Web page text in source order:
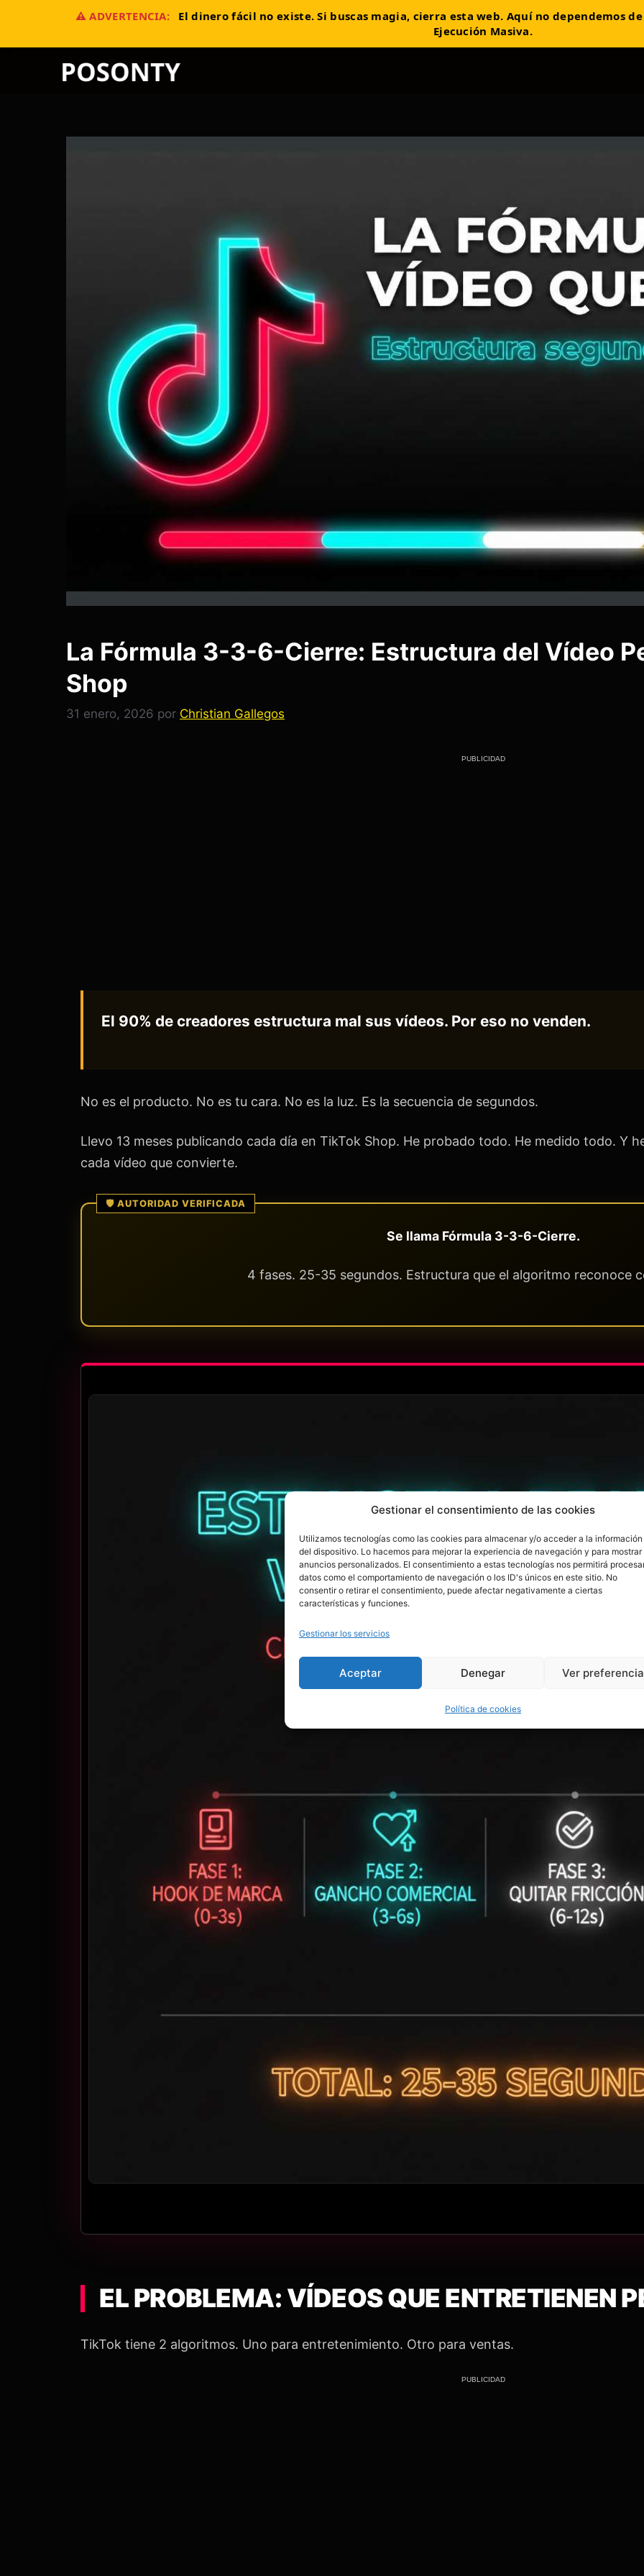
Gestionar el consentimiento de las cookies
Utilizamos tecnologías como las cookies para almacenar y/o acceder a la información
del dispositivo. Lo hacemos para mejorar la experiencia de navegación y para mostrar
anuncios personalizados. El consentimiento a estas tecnologías nos permitirá
datos como el comportamiento de navegación o los ID's únicos en este sitio. No
consentir o retirar el consentimiento, puede afectar negativamente a ciertas
características y funciones.
Gestionar los servicios
Aceptar Denegar Ver
Política de cookies
contenido
⚠️ ADVERTENCIA:
El dinero fácil no existe. Si buscas magia, cierra esta web. Aquí no dependemos
Ejecución Masiva.
La Fórmula 3-3-6-Cierre: Estructura del Vídeo
Shop
31 enero, 2026 por Christian Gallegos
PUBLICIDAD
El 90% de creadores estructura mal sus vídeos. Por eso no venden.
No es el producto. No es tu cara. No es la luz. Es la secuencia de segundos.
Llevo 13 meses publicando cada día en TikTok Shop. He probado todo. He medido todo. Y
cada vídeo que convierte.
Se llama Fórmula 3-3-6-Cierre.
4 fases. 25-35 segundos. Estructura que el algoritmo reconoce
EL PROBLEMA: VÍDEOS QUE ENTRETIENEN
TikTok tiene 2 algoritmos. Uno para entretenimiento. Otro para ventas.
PUBLICIDAD